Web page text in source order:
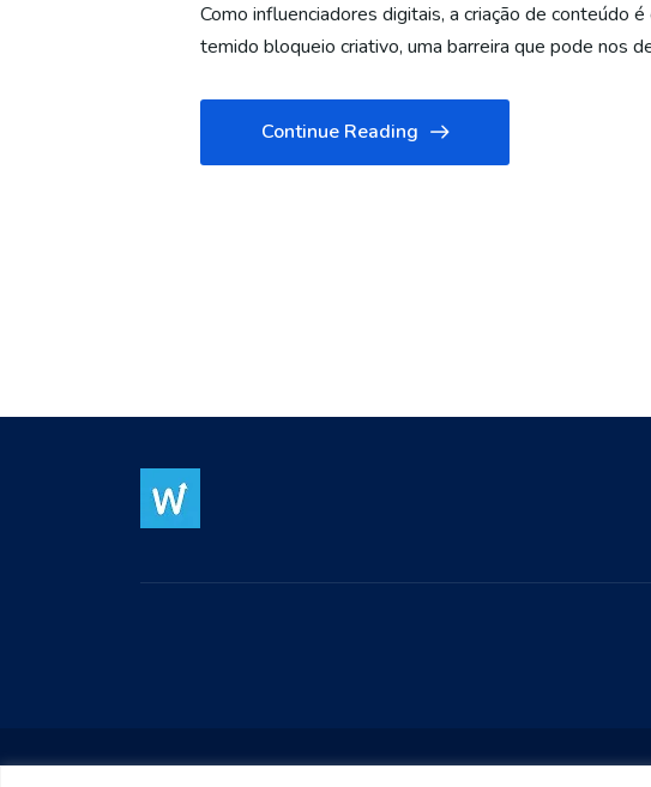
Como influenciadores digitais, a criação de conteúdo
temido bloqueio criativo, uma barreira que pode nos
Continue Reading